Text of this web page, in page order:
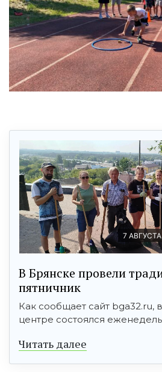
7 АВГУСТА
В Брянске провели
пятничник
Как сообщает сайт bga32.ru,
центре состоялся
Читать далее